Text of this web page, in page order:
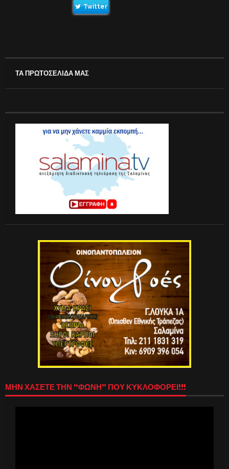
Twitter
ΤΑ ΠΡΩΤΟΣΕΛΙΔΑ ΜΑΣ
ΜΗΝ ΧΑΣΕΤΕ ΤΗΝ “ΦΩΝΗ” ΠΟΥ ΚΥΚΛΟΦΟΡΕΙ!!!